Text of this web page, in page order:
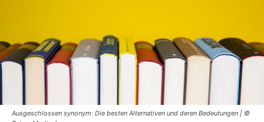
Ausgeschlossen synonym: Die besten Alternativen und deren Bedeutungen | ©